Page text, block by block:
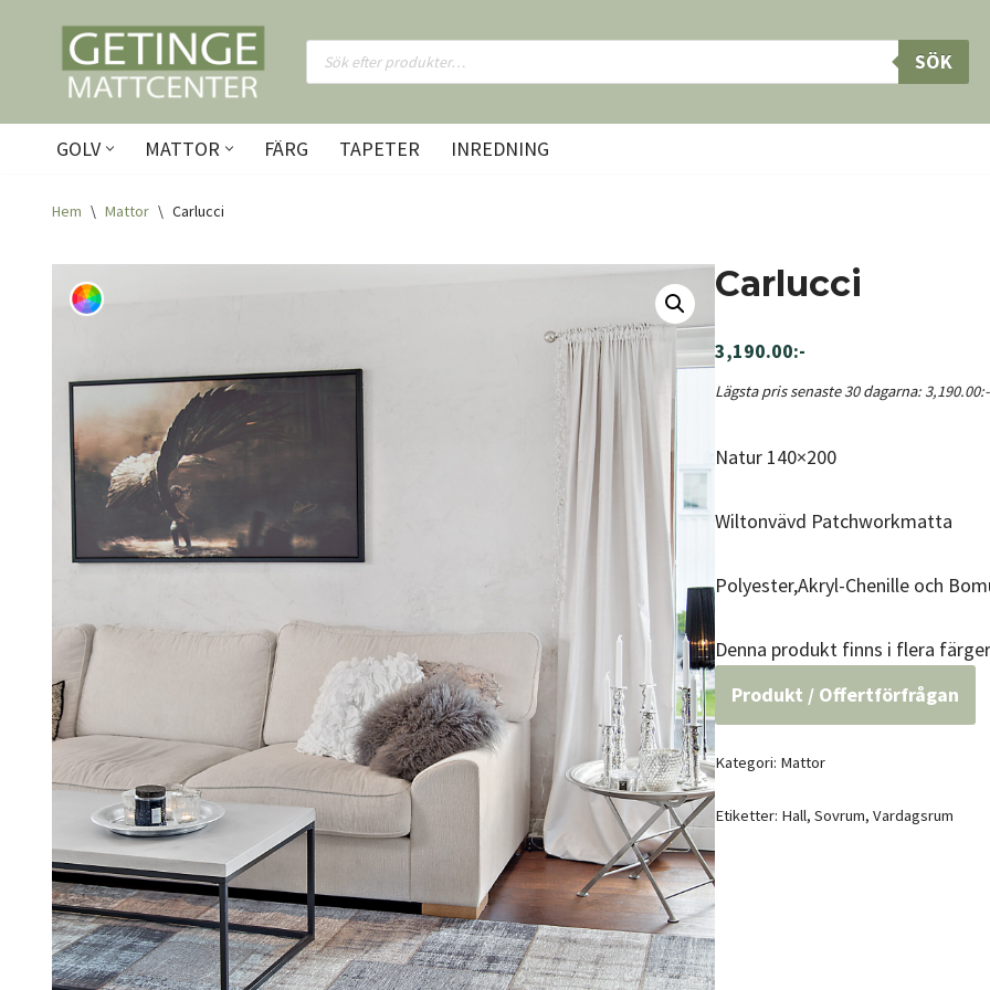
Hoppa
innehåll
SÖK
GOLV MATTOR FÄRG TAPETER INREDNING
Hem \ Mattor \ Carlucci
Carlucci
3,190.00:-
Lägsta pris senaste 30 dagarna: 3,190.00:-
Natur 140×200
Wiltonvävd Patchworkmatta
Polyester,Akryl-Chenille och
Denna produkt finns i flera
Produkt / Offertförfrågan
Kategori: Mattor
Etiketter: Hall, Sovrum, Vardagsrum